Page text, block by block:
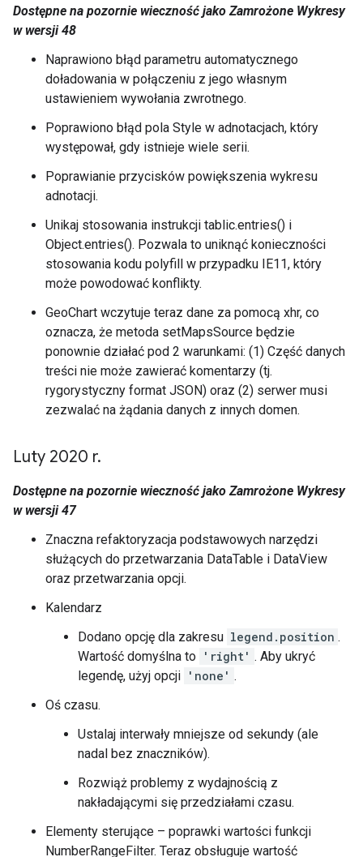
Dostępne na pozornie wieczność jako Zamrożone Wykresy
w wersji 48
Naprawiono błąd parametru automatycznego
doładowania w połączeniu z jego własnym
ustawieniem wywołania zwrotnego.
Poprawiono błąd pola Style w adnotacjach, który
występował, gdy istnieje wiele serii.
Poprawianie przycisków powiększenia wykresu
adnotacji.
Unikaj stosowania instrukcji tablic.entries() i
Object.entries(). Pozwala to uniknąć konieczności
stosowania kodu polyfill w przypadku IE11, który
może powodować konflikty.
GeoChart wczytuje teraz dane za pomocą xhr, co
oznacza, że metoda setMapsSource będzie
ponownie działać pod 2 warunkami: (1) Część danych
treści nie może zawierać komentarzy (tj.
rygorystyczny format JSON) oraz (2) serwer musi
zezwalać na żądania danych z innych domen.
Luty 2020 r.
Dostępne na pozornie wieczność jako Zamrożone Wykresy
w wersji 47
Znaczna refaktoryzacja podstawowych narzędzi
służących do przetwarzania DataTable i DataView
oraz przetwarzania opcji.
Kalendarz
Dodano opcję dla zakresu legend.position .
Wartość domyślna to 'right' . Aby ukryć
legendę, użyj opcji 'none' .
Oś czasu.
Ustalaj interwały mniejsze od sekundy (ale
nadal bez znaczników).
Rozwiąż problemy z wydajnością z
nakładającymi się przedziałami czasu.
Elementy sterujące – poprawki wartości funkcji
NumberRangeFilter. Teraz obsługuje wartość